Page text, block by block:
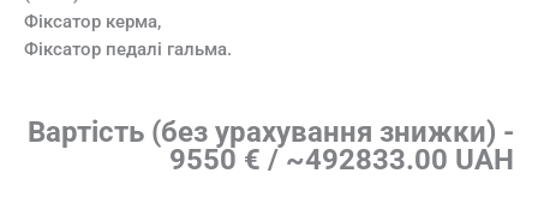
Фіксатор керма,
Фіксатор педалі гальма.
Вартість (без урахування знижки) -
9550 € / ~492833.00 UAH